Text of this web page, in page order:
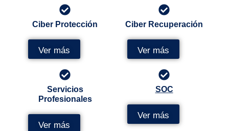
Ciber Protección
Ver más
Ciber Recuperación
Ver más
Servicios
Profesionales
Ver más
SOC
Ver más